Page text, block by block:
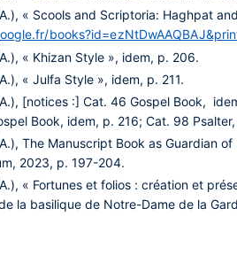
« Scools and Scriptoria: Haghpat
« Khizan Style », idem, p. 206.
« Julfa Style », idem, p. 211.
[notices :] Cat. 46 Gospel Book,
Book, idem, p. 216; Cat. 98
The Manuscript Book as Guardian
2023, p. 197-204.
« Fortunes et folios : création et
la basilique de Notre-Dame de la